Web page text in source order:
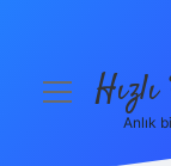
menüyü
Anlık